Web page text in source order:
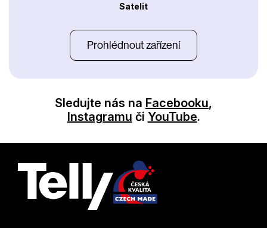
Satelit
Prohlédnout zařízení
Sledujte nás na Facebooku,
Instagramu či YouTube.